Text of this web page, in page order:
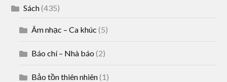
Sách(435)
Âm nhạc – Ca khúc (5)
Báo chí – Nhà báo (2)
Bảo tồn thiên nhiên(1)